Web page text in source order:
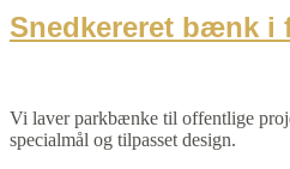
Snedkereret bænk i
Vi laver parkbænke til offentlige
specialmål og tilpasset design.